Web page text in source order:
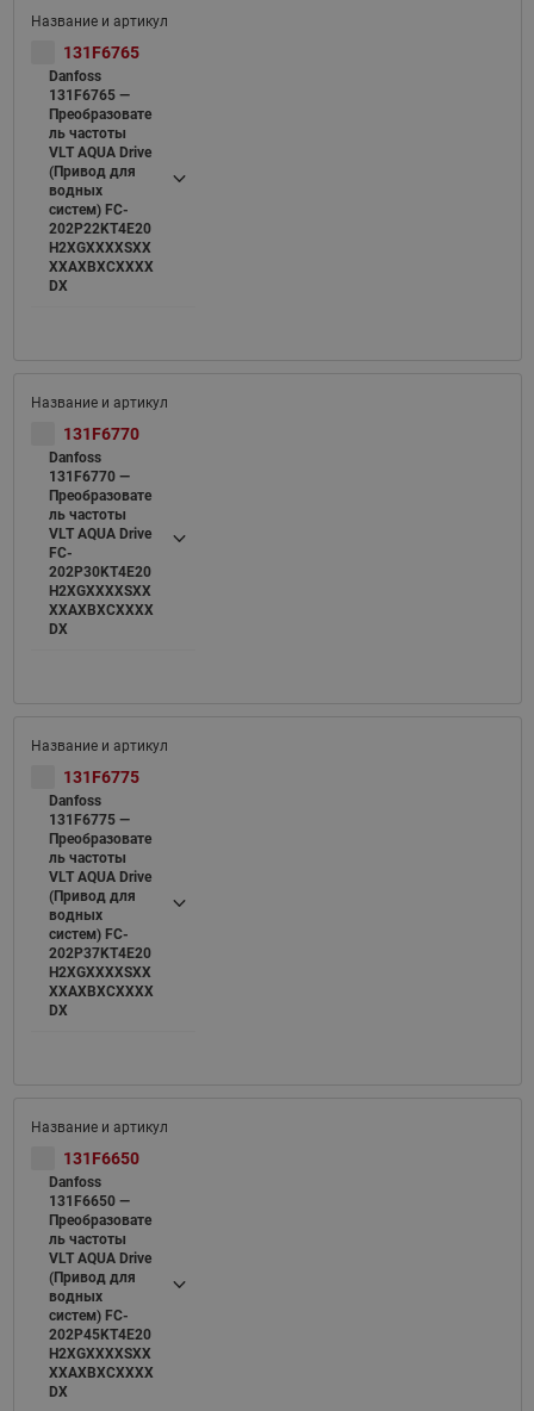
131F6765
Danfoss
131F6765 —
Преобразовате
ль частоты
VLT AQUA Drive
(Привод для
водных
систем) FC-
202P22KT4E20
H2XGXXXXSXX
XXAXBXCXXXX
DX
131F6770
Danfoss
131F6770 —
Преобразовате
ль частоты
VLT AQUA Drive
FC-
202P30KT4E20
H2XGXXXXSXX
XXAXBXCXXXX
DX
131F6775
Danfoss
131F6775 —
Преобразовате
ль частоты
VLT AQUA Drive
(Привод для
водных
систем) FC-
202P37KT4E20
H2XGXXXXSXX
XXAXBXCXXXX
DX
131F6650
Danfoss
131F6650 —
Преобразовате
ль частоты
VLT AQUA Drive
(Привод для
водных
систем) FC-
202P45KT4E20
H2XGXXXXSXX
XXAXBXCXXXX
DX